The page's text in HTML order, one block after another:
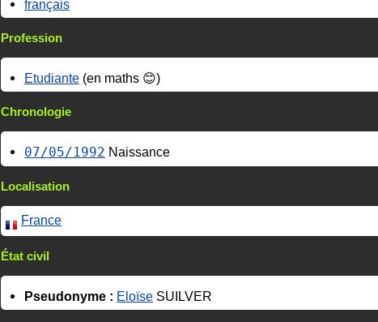
français
Profession
Etudiante (en maths 😊)
Chronologie
07/05/1992 Naissance
Localisation
France
État civil
Pseudonyme : Eloïse SUILVER